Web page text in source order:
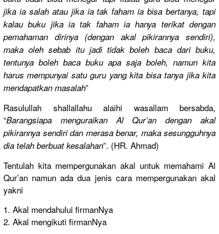
jika ia salah atau jika ia tak faham ia bisa bertanya, tapi
kalau buku jika ia tak faham ia hanya terikat dengan
pemahaman dirinya (dengan akal pikirannya sendiri),
maka oleh sebab itu jadi tidak boleh baca dari buku,
tentunya boleh baca buku apa saja boleh, namun kita
harus mempunyai satu guru yang kita bisa tanya jika kita
mendapatkan masalah”
Rasulullah shallallahu alaihi wasallam bersabda,
“Barangsiapa menguraikan Al Qur’an dengan akal
pikirannya sendiri dan merasa benar, maka sesungguhnya
dia telah berbuat kesalahan”. (HR. Ahmad)
Tentulah kita mempergunakan akal untuk memahami Al
Qur’an namun ada dua jenis cara mempergunakan akal
yakni
1. Akal mendahului firmanNya
2. Akal mengikuti firmanNya